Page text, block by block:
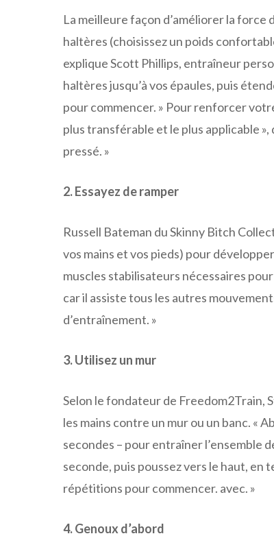
La meilleure façon d’améliorer la force
haltères (choisissez un poids
explique Scott Phillips, entraîneur
haltères jusqu’à vos épaules, puis
pour commencer. » Pour renforcer
plus transférable et le plus applicable
pressé. »
2. Essayez de ramper
Russell Bateman du Skinny Bitch
vos mains et vos pieds) pour
muscles stabilisateurs nécessaires
car il assiste tous les autres
d’entraînement. »
3. Utilisez un mur
Selon le fondateur de Freedom2Train,
les mains contre un mur ou un banc. «
secondes – pour entraîner l’ensemble
seconde, puis poussez vers le haut, en
répétitions pour commencer. avec. »
4. Genoux d’abord